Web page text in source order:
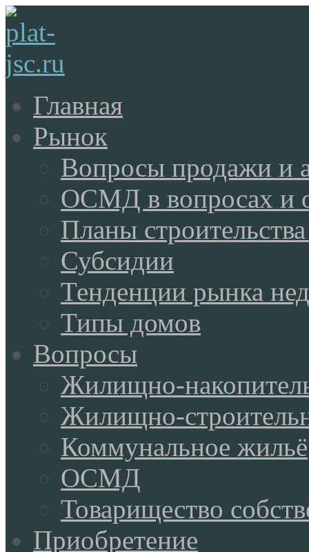
Главная
Рынок
Вопросы продажи и
ОСМД в вопросах и
Планы
Субсидии
Тенденции рынка
Типы домов
Вопросы
Жилищно-
Жилищно-
Коммунальное жильё
ОСМД
Товарищество
Приобретение